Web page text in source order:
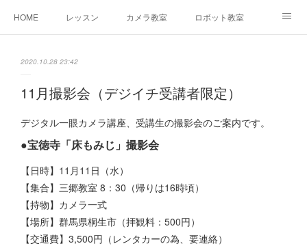
HOME レッスン カメラ教室 ロボット教室
2020.10.28 23:42
11月撮影会（デジイチ受講者限定）
デジタル一眼カメラ講座、受講生の撮影会のご案内です。
●宝徳寺「床もみじ」撮影会
【日時】11月11日（水）
【集合】三郷教室 8：30（帰りは16時頃）
【持物】カメラ一式
【場所】群馬県桐生市（拝観料：500円）
【交通費】3,500円（レンタカーの為、要連絡）